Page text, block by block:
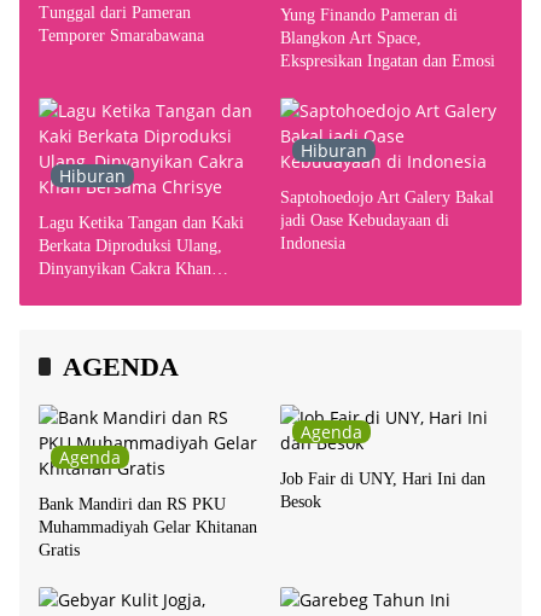
Tunggal dari Pameran
Temporer Smarabawana
Yung Finando Pameran di
Blangkon Art Space,
Ekspresikan Ingatan dan Emosi
Hiburan
Lagu Ketika Tangan dan Kaki
Berkata Diproduksi Ulang,
Dinyanyikan Cakra Khan
Hiburan
Saptohoedojo Art Galery Bakal
jadi Oase Kebudayaan di
Indonesia
AGENDA
Agenda
Bank Mandiri dan RS PKU
Muhammadiyah Gelar Khitanan
Gratis
Agenda
Job Fair di UNY, Hari Ini dan
Besok